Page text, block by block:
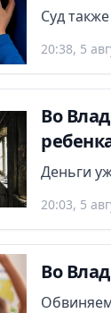
Суд
20:38, 5
Во
Деньги
20:03, 5
Во